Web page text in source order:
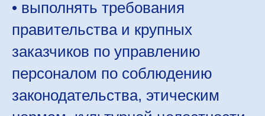
• выполнять требования
правительства и крупных
заказчиков по управлению
персоналом по соблюдению
законодательства, этическим